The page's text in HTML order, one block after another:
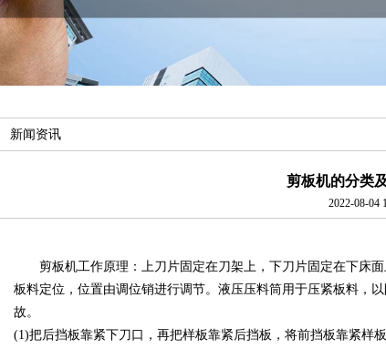
新闻资讯
剪板机的分类
2022-08-04
剪板机工作原理：上刀片固定在刀架上，下刀片固定在下床
板料定位，位置由调位销进行调节。液压压料筒用于压紧板料，
故。
(1)把后挡板靠紧下刀口，再把样板靠紧后挡板，将前挡板靠紧样